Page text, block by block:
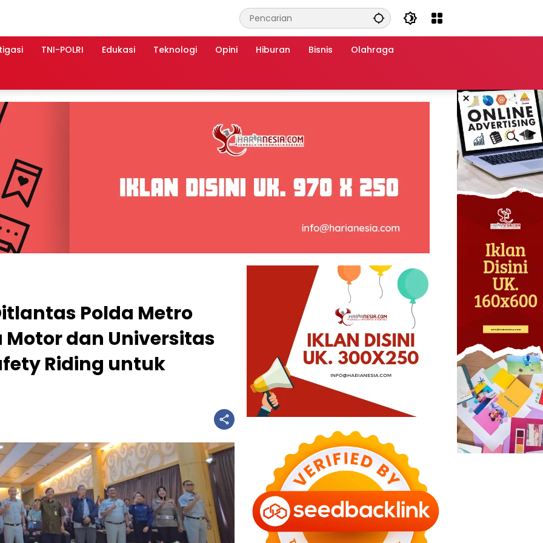
TNI-POLRI Edukasi Teknologi Opini Hiburan Bisnis Olahraga
×
Polda Metro
dan Universitas
Riding untuk